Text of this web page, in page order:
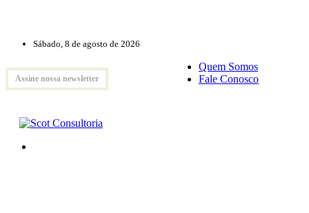
Sábado, 8 de agosto de 2026
Assine nossa newsletter
Quem Somos
Fale Conosco